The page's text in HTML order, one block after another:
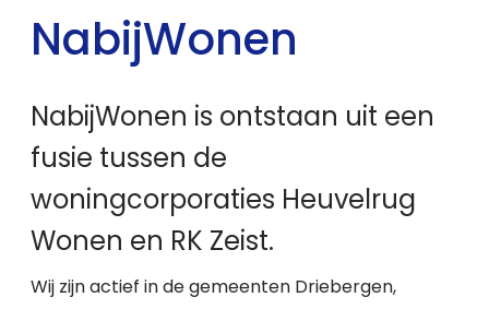
NabijWonen
NabijWonen is ontstaan uit een
fusie tussen de
woningcorporaties Heuvelrug
Wonen en RK Zeist.
Wij zijn actief in de gemeenten Driebergen,